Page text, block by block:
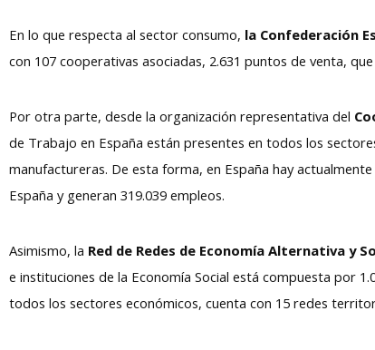
En lo que respecta al sector consumo, la Confederación
con 107 cooperativas asociadas, 2.631 puntos de venta,
Por otra parte, desde la organización representativa del
de Trabajo en España están presentes en todos los
manufactureras. De esta forma, en España hay actualmente
España y generan 319.039 empleos.
Asimismo, la Red de Redes de Economía Alternativa y
e instituciones de la Economía Social está compuesta por
todos los sectores económicos, cuenta con 15 redes